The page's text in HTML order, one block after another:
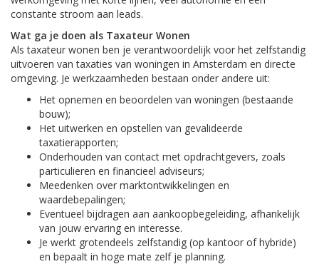
constante stroom aan leads.
Wat ga je doen als Taxateur Wonen
Als taxateur wonen ben je verantwoordelijk voor het zelfstandig
uitvoeren van taxaties van woningen in Amsterdam en directe
omgeving. Je werkzaamheden bestaan onder andere uit:
Het opnemen en beoordelen van woningen (bestaande
bouw);
Het uitwerken en opstellen van gevalideerde
taxatierapporten;
Onderhouden van contact met opdrachtgevers, zoals
particulieren en financieel adviseurs;
Meedenken over marktontwikkelingen en
waardebepalingen;
Eventueel bijdragen aan aankoopbegeleiding, afhankelijk
van jouw ervaring en interesse.
Je werkt grotendeels zelfstandig (op kantoor of hybride)
en bepaalt in hoge mate zelf je planning.